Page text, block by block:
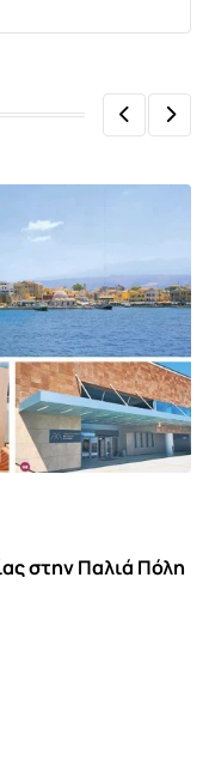
στην Παλιά Πόλη